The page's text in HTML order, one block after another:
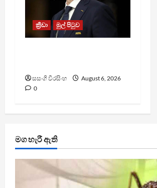
ක්‍රීඩා මුල් පිටුව
සසංගි වීරසිංහ
August 6, 2026
0
මග හැරී ඇති